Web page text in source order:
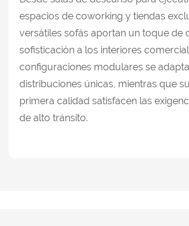
espacios de coworking y tiendas
versátiles sofás aportan un toque de
sofisticación a los interiores
configuraciones modulares se
distribuciones únicas, mientras que
primera calidad satisfacen las
de alto tránsito.